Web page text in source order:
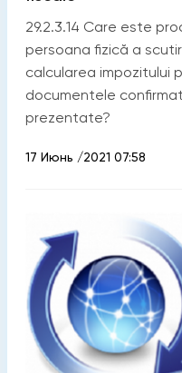
29.2.3.14 Care este
persoana fizică a
calcularea impozitului
documentele
prezentate?
17 Июнь /2021 07:58